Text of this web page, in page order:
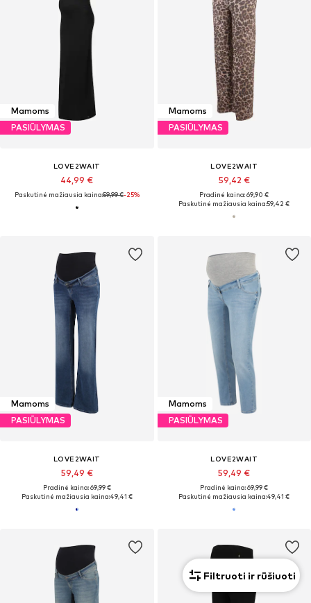
Mamoms
PASIŪLYMAS
LOVE2WAIT
44,99 €
Paskutinė mažiausia kaina:59,99 €-25%
Mamoms
PASIŪLYMAS
LOVE2WAIT
59,42 €
Pradinė kaina: 69,90 €
Paskutinė mažiausia kaina:59,42 €
Mamoms
PASIŪLYMAS
LOVE2WAIT
59,49 €
Pradinė kaina: 69,99 €
Paskutinė mažiausia kaina:49,41 €
Mamoms
PASIŪLYMAS
LOVE2WAIT
59,49 €
Pradinė kaina: 69,99 €
Paskutinė mažiausia kaina:49,41 €
Filtruoti ir rūšiuoti